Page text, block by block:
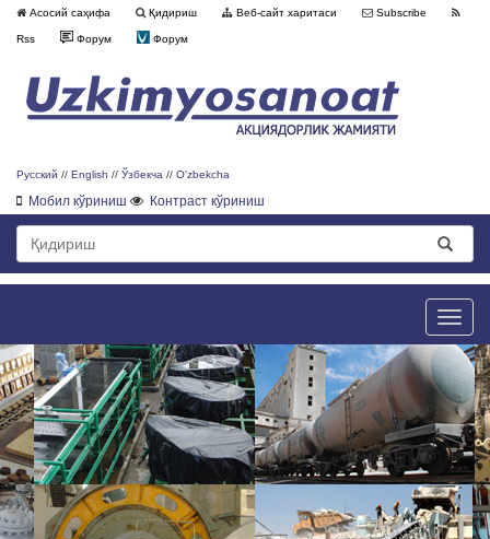
Асосий саҳифа Қидириш Веб-сайт харитаси Subscribe
Rss Форум Форум
Русский // English // Ўзбекча // O'zbekcha
Мобил кўриниш Контраст кўриниш
Toggle